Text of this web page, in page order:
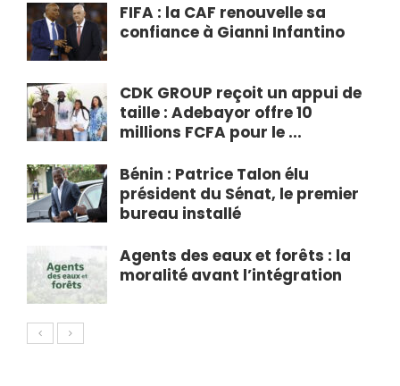
FIFA : la CAF renouvelle sa
confiance à Gianni Infantino
CDK GROUP reçoit un appui de
taille : Adebayor offre 10
millions FCFA pour le ...
Bénin : Patrice Talon élu
président du Sénat, le premier
bureau installé
Agents des eaux et forêts : la
moralité avant l’intégration